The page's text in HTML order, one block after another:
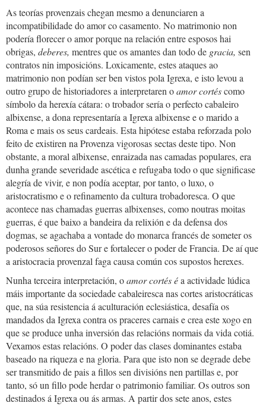
As teorías provenzais chegan mesmo a denunciaren a
incompatibilidade do amor co casamento. No matrimonio non
podería florecer o amor porque na relación entre esposos hai
obrigas, deberes, mentres que os amantes dan todo de gracia, sen
contratos nin imposicións. Loxicamente, estes ataques ao
matrimonio non podían ser ben vistos pola Igrexa, e isto levou a
outro grupo de historiadores a interpretaren oamor cortéscomo
símbolo da herexía cátara: o trobador sería o perfecto cabaleiro
albixense, a dona representaría a Igrexa albixense e o marido a
Roma e mais os seus cardeais. Esta hipótese estaba reforzada polo
feito de existiren na Provenza vigorosas sectas deste tipo. Non
obstante, a moral albixense, enraizada nas camadas populares, era
dunha grande severidade ascética e refugaba todo o que significase
alegría de vivir, e non podía aceptar, por tanto, o luxo, o
aristocratismo e o refinamento da cultura trobadoresca. O que
acontece nas chamadas guerras albixenses, como noutras moitas
guerras, é que baixo a bandeira da relixión e da defensa dos
dogmas, se agachaba a vontade do monarca francés de someter os
poderosos señores do Sur e fortalecer o poder de Francia. De aí que
a aristocracia provenzal faga causa común cos supostos herexes.
Nunha terceira interpretación, oamor cortés éa actividade lúdica
máis importante da sociedade cabaleiresca nas cortes aristocráticas
que, na súa resistencia á aculturación eclesiástica, desafía os
mandados da Igrexa contra os praceres carnais e crea este xogo en
que se produce unha inversión das relacións normais da vida cotiá.
Vexamos estas relacións. O poder das clases dominantes estaba
baseado na riqueza e na gloria. Para que isto non se degrade debe
ser transmitido de pais a fillos sen divisións nen partillas e, por
tanto, só un fillo pode herdar o patrimonio familiar. Os outros son
destinados á Igrexa ou ás armas. A partir dos sete anos, estes